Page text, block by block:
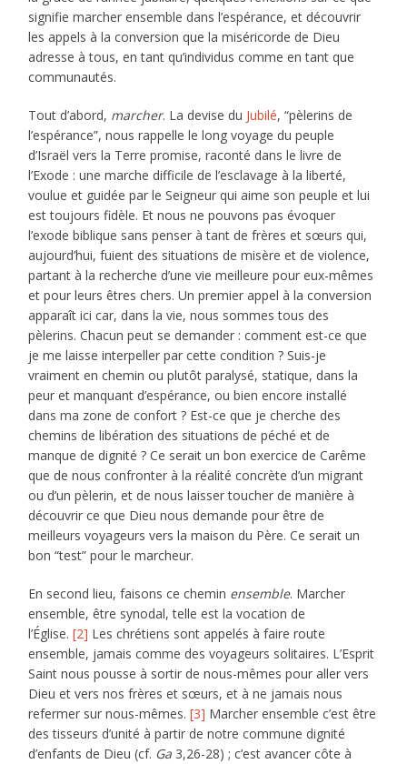
signifie marcher ensemble dans l’espérance, et découvrir
les appels à la conversion que la miséricorde de Dieu
adresse à tous, en tant qu’individus comme en tant que
communautés.
Tout d’abord, marcher. La devise du Jubilé, “pèlerins de
l’espérance”, nous rappelle le long voyage du peuple
d’Israël vers la Terre promise, raconté dans le livre de
l’Exode : une marche difficile de l’esclavage à la liberté,
voulue et guidée par le Seigneur qui aime son peuple et lui
est toujours fidèle. Et nous ne pouvons pas évoquer
l’exode biblique sans penser à tant de frères et sœurs qui,
aujourd’hui, fuient des situations de misère et de violence,
partant à la recherche d’une vie meilleure pour eux-mêmes
et pour leurs êtres chers. Un premier appel à la conversion
apparaît ici car, dans la vie, nous sommes tous des
pèlerins. Chacun peut se demander : comment est-ce que
je me laisse interpeller par cette condition ? Suis-je
vraiment en chemin ou plutôt paralysé, statique, dans la
peur et manquant d’espérance, ou bien encore installé
dans ma zone de confort ? Est-ce que je cherche des
chemins de libération des situations de péché et de
manque de dignité ? Ce serait un bon exercice de Carême
que de nous confronter à la réalité concrète d’un migrant
ou d’un pèlerin, et de nous laisser toucher de manière à
découvrir ce que Dieu nous demande pour être de
meilleurs voyageurs vers la maison du Père. Ce serait un
bon “test” pour le marcheur.
En second lieu, faisons ce chemin ensemble. Marcher
ensemble, être synodal, telle est la vocation de
l’Église.[2] Les chrétiens sont appelés à faire route
ensemble, jamais comme des voyageurs solitaires. L’Esprit
Saint nous pousse à sortir de nous-mêmes pour aller vers
Dieu et vers nos frères et sœurs, et à ne jamais nous
refermer sur nous-mêmes.[3] Marcher ensemble c’est être
des tisseurs d’unité à partir de notre commune dignité
d’enfants de Dieu (cf. Ga 3,26-28) ; c’est avancer côte à